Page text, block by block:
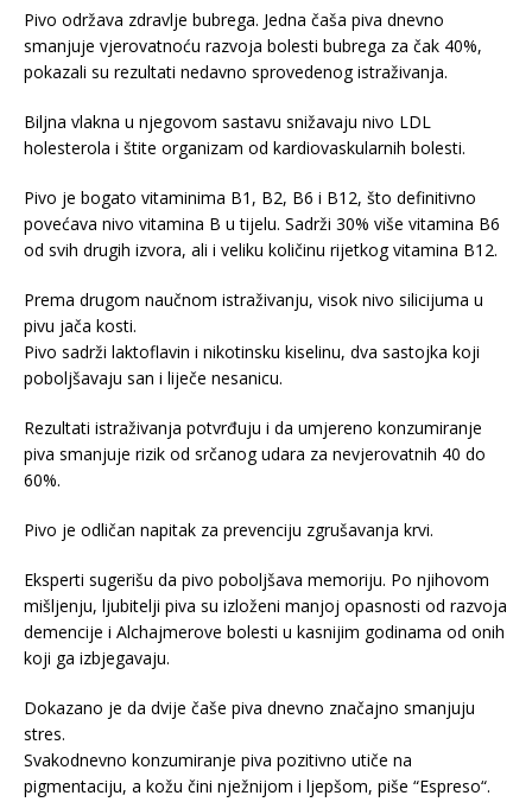
Pivo održava zdravlje bubrega. Jedna čaša piva dnevno
smanjuje vjerovatnoću razvoja bolesti bubrega za čak 40%,
pokazali su rezultati nedavno sprovedenog istraživanja.
Biljna vlakna u njegovom sastavu snižavaju nivo LDL
holesterola i štite organizam od kardiovaskularnih bolesti.
Pivo je bogato vitaminima B1, B2, B6 i B12, što definitivno
povećava nivo vitamina B u tijelu. Sadrži 30% više vitamina B6
od svih drugih izvora, ali i veliku količinu rijetkog vitamina B12.
Prema drugom naučnom istraživanju, visok nivo silicijuma u
pivu jača kosti.
Pivo sadrži laktoflavin i nikotinsku kiselinu, dva sastojka koji
poboljšavaju san i liječe nesanicu.
Rezultati istraživanja potvrđuju i da umjereno konzumiranje
piva smanjuje rizik od srčanog udara za nevjerovatnih 40 do
60%.
Pivo je odličan napitak za prevenciju zgrušavanja krvi.
Eksperti sugerišu da pivo poboljšava memoriju. Po njihovom
mišljenju, ljubitelji piva su izloženi manjoj opasnosti od razvoja
demencije i Alchajmerove bolesti u kasnijim godinama od onih
koji ga izbjegavaju.
Dokazano je da dvije čaše piva dnevno značajno smanjuju
stres.
Svakodnevno konzumiranje piva pozitivno utiče na
pigmentaciju, a kožu čini nježnijom i ljepšom, piše “Espreso“.